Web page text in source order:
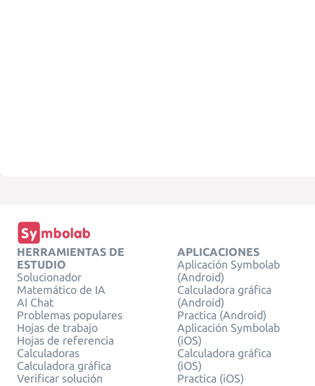
HERRAMIENTAS DE
ESTUDIO
Solucionador
Matemático de IA
AI Chat
Problemas populares
Hojas de trabajo
Hojas de referencia
Calculadoras
Calculadora gráfica
Verificar solución
APLICACIONES
Aplicación Symbolab
(Android)
Calculadora gráfica
(Android)
Practica (Android)
Aplicación Symbolab
(iOS)
Calculadora gráfica
(iOS)
Practica (iOS)